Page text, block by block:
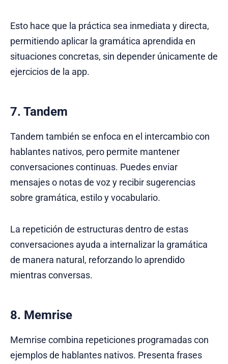
Esto hace que la práctica sea inmediata y directa,
permitiendo aplicar la gramática aprendida en
situaciones concretas, sin depender únicamente de
ejercicios de la app.
7. Tandem
Tandem también se enfoca en el intercambio con
hablantes nativos, pero permite mantener
conversaciones continuas. Puedes enviar
mensajes o notas de voz y recibir sugerencias
sobre gramática, estilo y vocabulario.
La repetición de estructuras dentro de estas
conversaciones ayuda a internalizar la gramática
de manera natural, reforzando lo aprendido
mientras conversas.
8. Memrise
Memrise combina repeticiones programadas con
ejemplos de hablantes nativos. Presenta frases